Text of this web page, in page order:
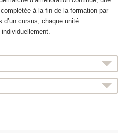
à la fin de la formation par
cursus, chaque unité